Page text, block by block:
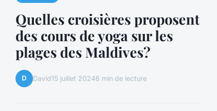
Quelles croisières proposent
des cours de yoga sur les
plages des Maldives?
D David15 juillet 20246 min de lecture